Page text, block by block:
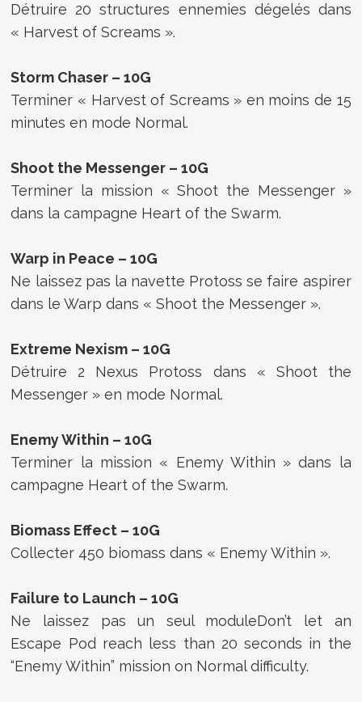
Détruire 20 structures ennemies dégelés dans
« Harvest of Screams ».
Storm Chaser – 10G
Terminer « Harvest of Screams » en moins de 15
minutes en mode Normal.
Shoot the Messenger – 10G
Terminer la mission « Shoot the Messenger »
dans la campagne Heart of the Swarm.
Warp in Peace – 10G
Ne laissez pas la navette Protoss se faire aspirer
dans le Warp dans « Shoot the Messenger ».
Extreme Nexism – 10G
Détruire 2 Nexus Protoss dans « Shoot the
Messenger » en mode Normal.
Enemy Within – 10G
Terminer la mission « Enemy Within » dans la
campagne Heart of the Swarm.
Biomass Effect – 10G
Collecter 450 biomass dans « Enemy Within ».
Failure to Launch – 10G
Ne laissez pas un seul moduleDon’t let an
Escape Pod reach less than 20 seconds in the
“Enemy Within” mission on Normal difficulty.